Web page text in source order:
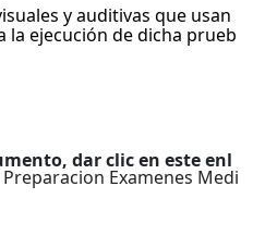
y auditivas que usan
la ejecución de dicha prueb
dar clic en este enl
Examenes Medi